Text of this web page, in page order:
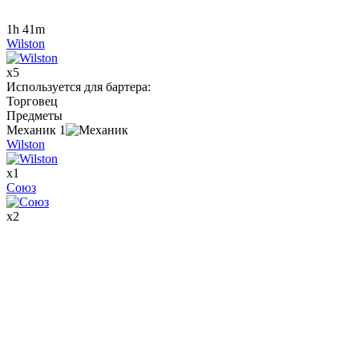
1h 41m
Wilston
x5
Используется для бартера:
Торговец
Предметы
Механик 1
Wilston
x1
Союз
x2